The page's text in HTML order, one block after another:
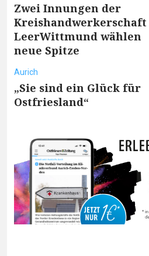
Zwei Innungen der
Kreishandwerkerschaft
LeerWittmund wählen
neue Spitze
Aurich
„Sie sind ein Glück für
Ostfriesland“